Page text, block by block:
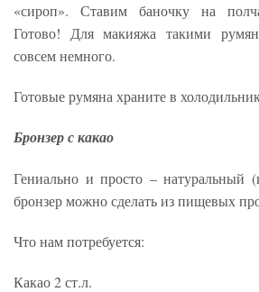
«сироп». Ставим баночку на
Готово! Для макияжа такими
совсем немного.
Готовые румяна храните в
Бронзер с какао
Гениально и просто – натуральный
бронзер можно сделать из пищевых
Что нам потребуется:
Какао 2 ст.л.